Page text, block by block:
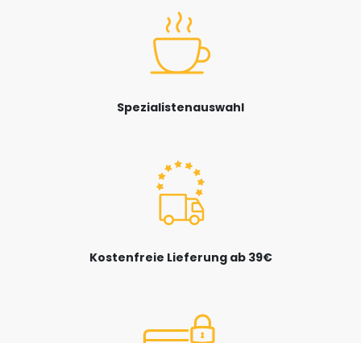
Spezialistenauswahl
Kostenfreie Lieferung ab 39€